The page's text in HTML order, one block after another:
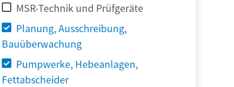
MSR-Technik und Prüfgeräte
Planung, Ausschreibung,
Bauüberwachung
Pumpwerke, Hebeanlagen,
Fettabscheider